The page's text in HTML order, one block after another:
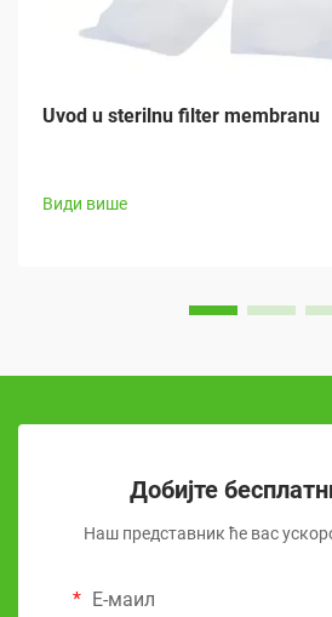
Uvod u sterilnu filter membranu
Види више
Добијте
Наш представник ће вас
Е-маил